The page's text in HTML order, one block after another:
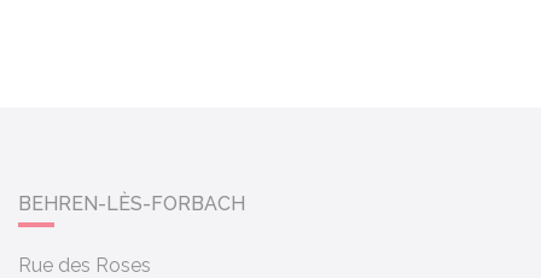
BEHREN-LÈS-FORBACH
Rue des Roses